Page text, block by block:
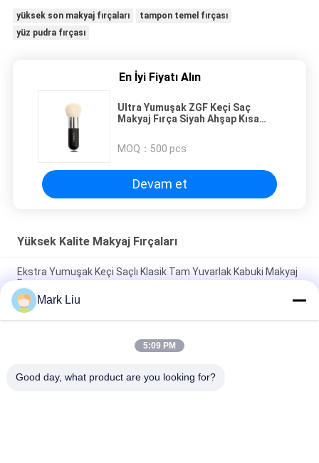
yüksek son makyaj fırçaları
tampon temel fırçası
yüz pudra fırçası
En İyi Fiyatı Alın
Ultra Yumuşak ZGF Keçi Saç
Makyaj Fırça Siyah Ahşap Kısa
MOQ： 500 pcs
Devam et
Yüksek Kalite Makyaj Fırçaları
Ekstra Yumuşak Keçi Saçlı Klasik Tam Yuvarlak Kabuki Makyaj
Fırçası
Vonira Beauty Büyük Fan Keçi Saçı Makyaj Fırçası / Ahşap Saplı
Yüksek Son Makyaj Fırçaları
Siyah Ahşap Saplı Ultra Yumuşak Keçi Saç Şeffaf Yanak
Mark Liu
5:09 PM
Good day, what product are you looking for?